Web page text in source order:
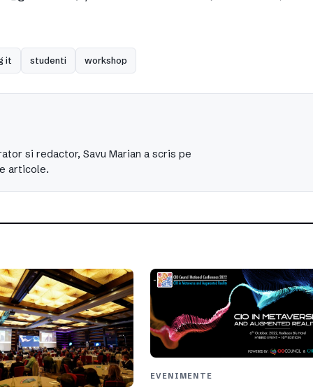
it studenti workshop
si redactor, Savu Marian a scris pe
articole.
EVENIMENTE